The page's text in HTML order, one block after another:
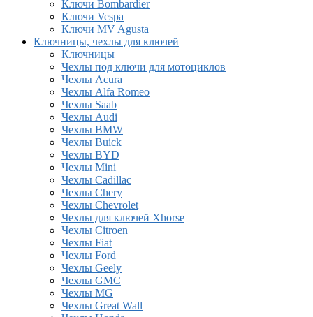
Ключи Bombardier
Ключи Vespa
Ключи MV Agusta
Ключницы, чехлы для ключей
Ключницы
Чехлы под ключи для мотоциклов
Чехлы Acura
Чехлы Alfa Romeo
Чехлы Saab
Чехлы Audi
Чехлы BMW
Чехлы Buick
Чехлы BYD
Чехлы Mini
Чехлы Cadillac
Чехлы Chery
Чехлы Chevrolet
Чехлы для ключей Xhorse
Чехлы Citroen
Чехлы Fiat
Чехлы Ford
Чехлы Geely
Чехлы GMC
Чехлы MG
Чехлы Great Wall